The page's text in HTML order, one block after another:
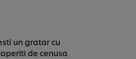
un gratar cu
de cenusa